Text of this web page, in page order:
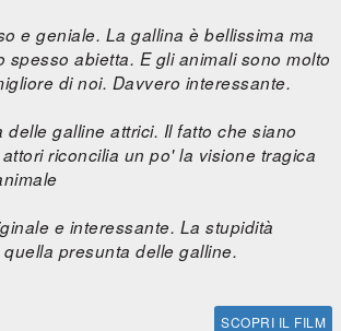
e geniale. La gallina è bellissima ma
spesso abietta. E gli animali sono molto
di noi. Davvero interessante.
delle galline attrici. Il fatto che siano
riconcilia un po' la visione tragica
e interessante. La stupidità
presunta delle galline.
SCOPRI IL FILM